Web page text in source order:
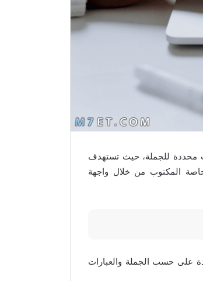
محددة للجملة، حيث تستهدف
المكتوب من خلال واجهة
على حسب الجملة والعبارات